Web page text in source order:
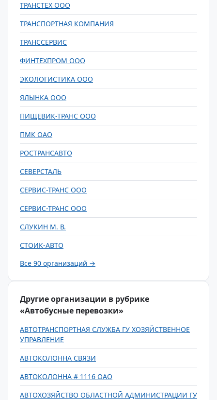
ТРАНСТЕХ ООО
ТРАНСПОРТНАЯ КОМПАНИЯ
ТРАНССЕРВИС
ФИНТЕХПРОМ ООО
ЭКОЛОГИСТИКА ООО
ЯЛЫНКА ООО
ПИЩЕВИК-ТРАНС ООО
ПМК ОАО
РОСТРАНСАВТО
СЕВЕРСТАЛЬ
СЕРВИС-ТРАНС ООО
СЕРВИС-ТРАНС ООО
СЛУКИН М. В.
СТОИК-АВТО
Все 90 организаций →
Другие организации в рубрике
«Автобусные перевозки»
АВТОТРАНСПОРТНАЯ СЛУЖБА ГУ ХОЗЯЙСТВЕННОЕ
УПРАВЛЕНИЕ
АВТОКОЛОННА СВЯЗИ
АВТОКОЛОННА # 1116 ОАО
АВТОХОЗЯЙСТВО ОБЛАСТНОЙ АДМИНИСТРАЦИИ ГУ